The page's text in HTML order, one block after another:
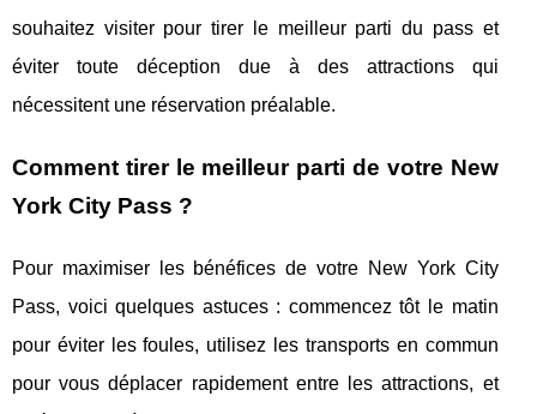
souhaitez visiter pour tirer le meilleur parti du pass et
éviter toute déception due à des attractions qui
nécessitent une réservation préalable.
Comment tirer le meilleur parti de votre New
York City Pass ?
Pour maximiser les bénéfices de votre New York City
Pass, voici quelques astuces : commencez tôt le matin
pour éviter les foules, utilisez les transports en commun
pour vous déplacer rapidement entre les attractions, et